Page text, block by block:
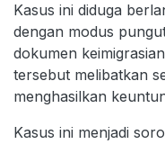
Kasus ini diduga
dengan modus
dokumen
tersebut melibatkan
menghasilkan
Kasus ini menjadi